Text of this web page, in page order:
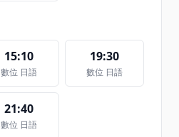
15:10
數位 日語
19:30
數位 日語
21:40
數位 日語